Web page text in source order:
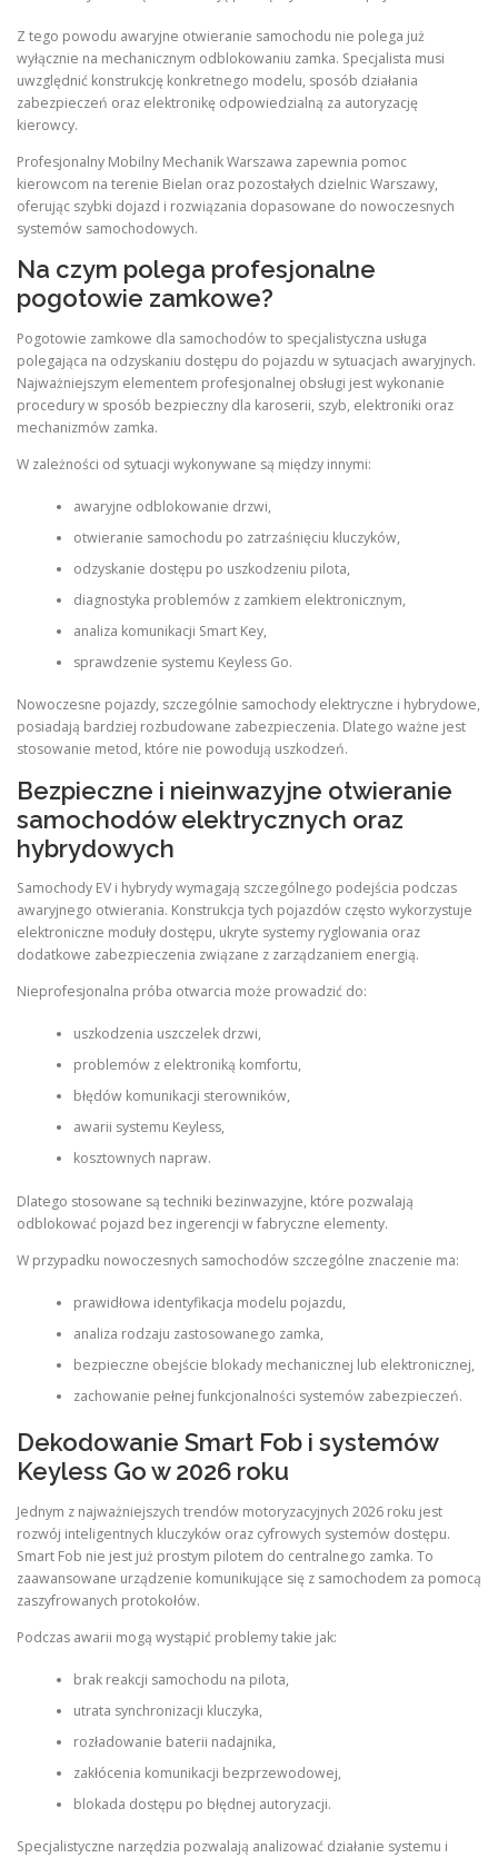
Z tego powodu awaryjne otwieranie samochodu nie polega już
wyłącznie na mechanicznym odblokowaniu zamka. Specjalista musi
uwzględnić konstrukcję konkretnego modelu, sposób działania
zabezpieczeń oraz elektronikę odpowiedzialną za autoryzację
kierowcy.
Profesjonalny Mobilny Mechanik Warszawa zapewnia pomoc
kierowcom na terenie Bielan oraz pozostałych dzielnic Warszawy,
oferując szybki dojazd i rozwiązania dopasowane do nowoczesnych
systemów samochodowych.
Na czym polega profesjonalne
pogotowie zamkowe?
Pogotowie zamkowe dla samochodów to specjalistyczna usługa
polegająca na odzyskaniu dostępu do pojazdu w sytuacjach awaryjnych.
Najważniejszym elementem profesjonalnej obsługi jest wykonanie
procedury w sposób bezpieczny dla karoserii, szyb, elektroniki oraz
mechanizmów zamka.
W zależności od sytuacji wykonywane są między innymi:
awaryjne odblokowanie drzwi,
otwieranie samochodu po zatrzaśnięciu kluczyków,
odzyskanie dostępu po uszkodzeniu pilota,
diagnostyka problemów z zamkiem elektronicznym,
analiza komunikacji Smart Key,
sprawdzenie systemu Keyless Go.
Nowoczesne pojazdy, szczególnie samochody elektryczne i hybrydowe,
posiadają bardziej rozbudowane zabezpieczenia. Dlatego ważne jest
stosowanie metod, które nie powodują uszkodzeń.
Bezpieczne i nieinwazyjne otwieranie
samochodów elektrycznych oraz
hybrydowych
Samochody EV i hybrydy wymagają szczególnego podejścia podczas
awaryjnego otwierania. Konstrukcja tych pojazdów często wykorzystuje
elektroniczne moduły dostępu, ukryte systemy ryglowania oraz
dodatkowe zabezpieczenia związane z zarządzaniem energią.
Nieprofesjonalna próba otwarcia może prowadzić do:
uszkodzenia uszczelek drzwi,
problemów z elektroniką komfortu,
błędów komunikacji sterowników,
awarii systemu Keyless,
kosztownych napraw.
Dlatego stosowane są techniki bezinwazyjne, które pozwalają
odblokować pojazd bez ingerencji w fabryczne elementy.
W przypadku nowoczesnych samochodów szczególne znaczenie ma:
prawidłowa identyfikacja modelu pojazdu,
analiza rodzaju zastosowanego zamka,
bezpieczne obejście blokady mechanicznej lub elektronicznej,
zachowanie pełnej funkcjonalności systemów zabezpieczeń.
Dekodowanie Smart Fob i systemów
Keyless Go w 2026 roku
Jednym z najważniejszych trendów motoryzacyjnych 2026 roku jest
rozwój inteligentnych kluczyków oraz cyfrowych systemów dostępu.
Smart Fob nie jest już prostym pilotem do centralnego zamka. To
zaawansowane urządzenie komunikujące się z samochodem za pomocą
zaszyfrowanych protokołów.
Podczas awarii mogą wystąpić problemy takie jak:
brak reakcji samochodu na pilota,
utrata synchronizacji kluczyka,
rozładowanie baterii nadajnika,
zakłócenia komunikacji bezprzewodowej,
blokada dostępu po błędnej autoryzacji.
Specjalistyczne narzędzia pozwalają analizować działanie systemu i